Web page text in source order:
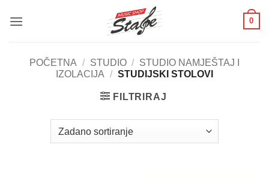
0
POČETNA / STUDIO / STUDIO NAMJEŠTAJ I
IZOLACIJA / STUDIJSKI STOLOVI
FILTRIRAJ